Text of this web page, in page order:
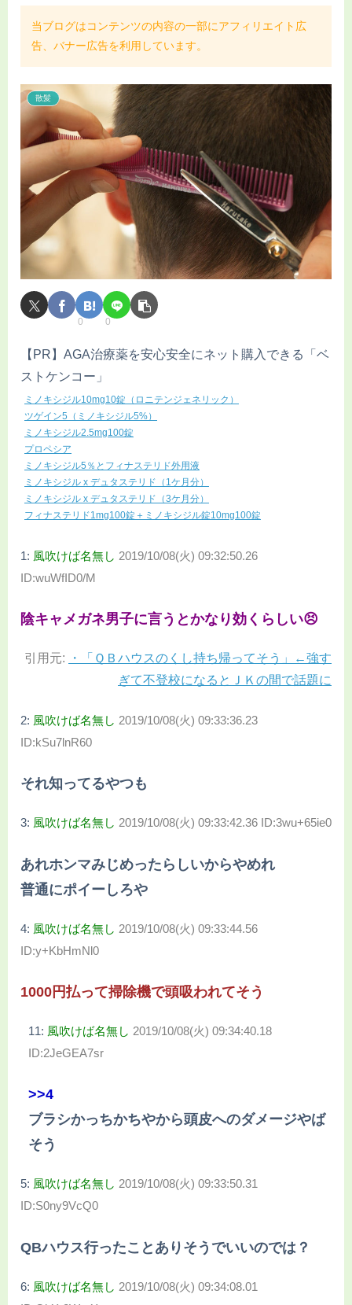
当ブログはコンテンツの内容の一部にアフィリエイト広
告、バナー広告を利用しています。
散髪
0 0
【PR】AGA治療薬を安心安全にネット購入できる「ベ
ストケンコー」
ミノキシジル10mg10錠（ロニテンジェネリック）
ツゲイン5（ミノキシジル5%）
ミノキシジル2.5mg100錠
プロペシア
ミノキシジル5％とフィナステリド外用液
ミノキシジル x デュタステリド（1ケ月分）
ミノキシジル x デュタステリド（3ケ月分）
フィナステリド1mg100錠＋ミノキシジル錠10mg100錠
1: 風吹けば名無し 2019/10/08(火) 09:32:50.26
ID:wuWfID0/M
陰キャメガネ男子に言うとかなり効くらしい😣
引用元:
・「ＱＢハウスのくし持ち帰ってそう」←強す
ぎて不登校になるとＪＫの間で話題に
2: 風吹けば名無し 2019/10/08(火) 09:33:36.23
ID:kSu7lnR60
それ知ってるやつも
3: 風吹けば名無し 2019/10/08(火) 09:33:42.36 ID:3wu+65ie0
あれホンマみじめったらしいからやめれ
普通にポイーしろや
4: 風吹けば名無し 2019/10/08(火) 09:33:44.56
ID:y+KbHmNl0
1000円払って掃除機で頭吸われてそう
11: 風吹けば名無し 2019/10/08(火) 09:34:40.18
ID:2JeGEA7sr
>>4
ブラシかっちかちやから頭皮へのダメージやば
そう
5: 風吹けば名無し 2019/10/08(火) 09:33:50.31
ID:S0ny9VcQ0
QBハウス行ったことありそうでいいのでは？
6: 風吹けば名無し 2019/10/08(火) 09:34:08.01